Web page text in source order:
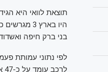
בני ברק חיפה ואשדוד, עם 600
לפי נתוני עמותת